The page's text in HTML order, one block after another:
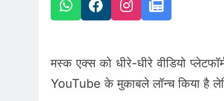
मस्क एक्स को धीरे-धीरे वीडियो
YouTube के मुकाबले लॉन्च किया है